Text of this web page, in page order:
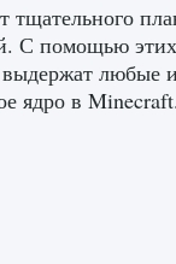
тщательного
С помощью
любые
ядро ​​в